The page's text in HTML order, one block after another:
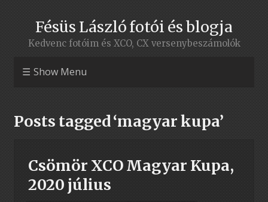
Fésüs László fotói és blogja
Kedvenc fotóim és XCO, CX versenybeszámolók
Show Menu
Posts tagged ‘magyar kupa’
Csömör XCO Magyar Kupa,
2020 július